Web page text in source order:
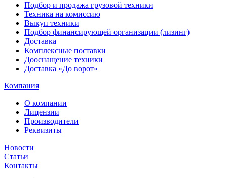
Подбор и продажа грузовой техники
Техника на комиссию
Выкуп техники
Подбор финансирующей организации (лизинг)
Доставка
Комплексные поставки
Дооснащение техники
Доставка «До ворот»
Компания
О компании
Лицензии
Производители
Реквизиты
Новости
Статьи
Контакты